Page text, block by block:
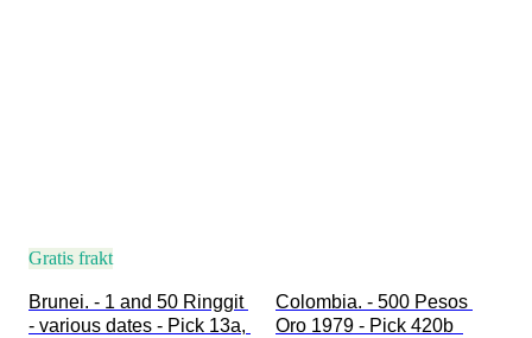
Gratis frakt
Brunei. - 1 and 50 Ringgit
- various dates - Pick 13a,
Colombia. - 500 Pesos
Oro 1979 - Pick 420b